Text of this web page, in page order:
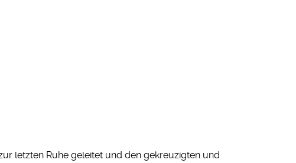
letzten Ruhe geleitet und den gekreuzigten und